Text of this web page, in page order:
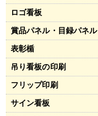
ロゴ看板
賞品パネル・目録パネル
表彰楯
吊り看板の印刷
フリップ印刷
サイン看板